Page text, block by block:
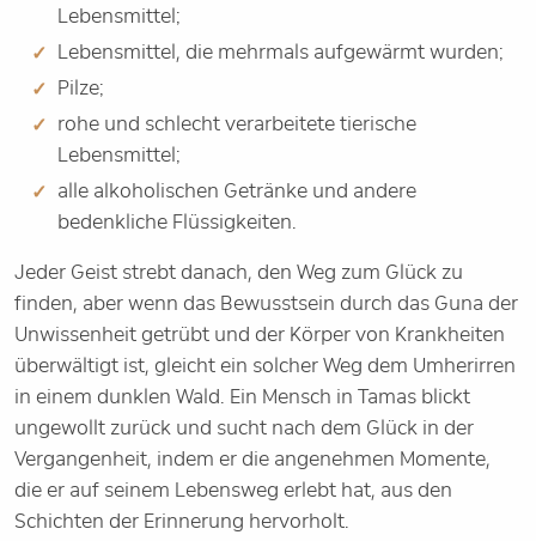
Lebensmittel;
Lebensmittel, die mehrmals aufgewärmt wurden;
Pilze;
rohe und schlecht verarbeitete tierische
Lebensmittel;
alle alkoholischen Getränke und andere
bedenkliche Flüssigkeiten.
Jeder Geist strebt danach, den Weg zum Glück zu
finden, aber wenn das Bewusstsein durch das Guna der
Unwissenheit getrübt und der Körper von Krankheiten
überwältigt ist, gleicht ein solcher Weg dem Umherirren
in einem dunklen Wald. Ein Mensch in Tamas blickt
ungewollt zurück und sucht nach dem Glück in der
Vergangenheit, indem er die angenehmen Momente,
die er auf seinem Lebensweg erlebt hat, aus den
Schichten der Erinnerung hervorholt.